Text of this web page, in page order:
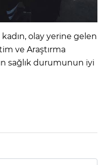
kadın, olay yerine gelen
ve Araştırma
sağlık durumunun iyi